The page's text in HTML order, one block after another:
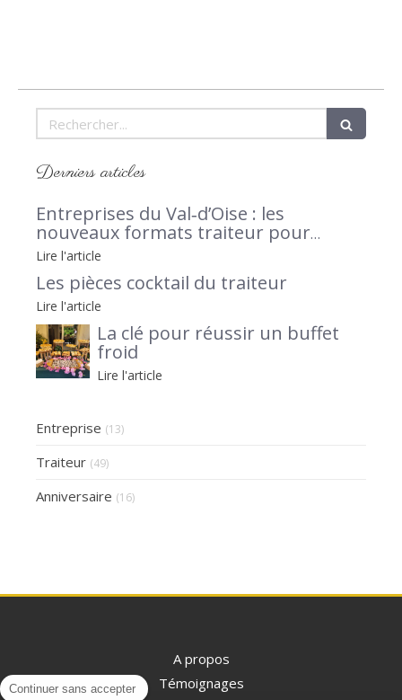
Rechercher
Derniers articles
Entreprises du Val‑d’Oise : les
nouveaux formats traiteur pour
séminaires et afterworks, avec Le Petit
Traiteur 95 en lumière
Lire l'article
Les pièces cocktail du traiteur
Lire l'article
La clé pour réussir un buffet
froid
Lire l'article
Entreprise (13)
Traiteur (49)
Anniversaire (16)
A propos
Témoignages
Continuer sans accepter